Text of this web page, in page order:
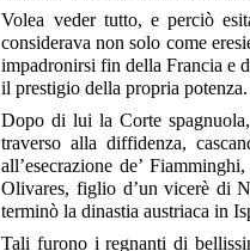
Volea veder tutto, e perciò
considerava non solo come
impadronirsi fin della Francia e
il prestigio della propria potenza.
Dopo di lui la Corte
traverso alla diffidenza,
all’esecrazione de’
Olivares, figlio d’un vicerè di
terminò la dinastia austriaca in
Tali furono i regnanti di